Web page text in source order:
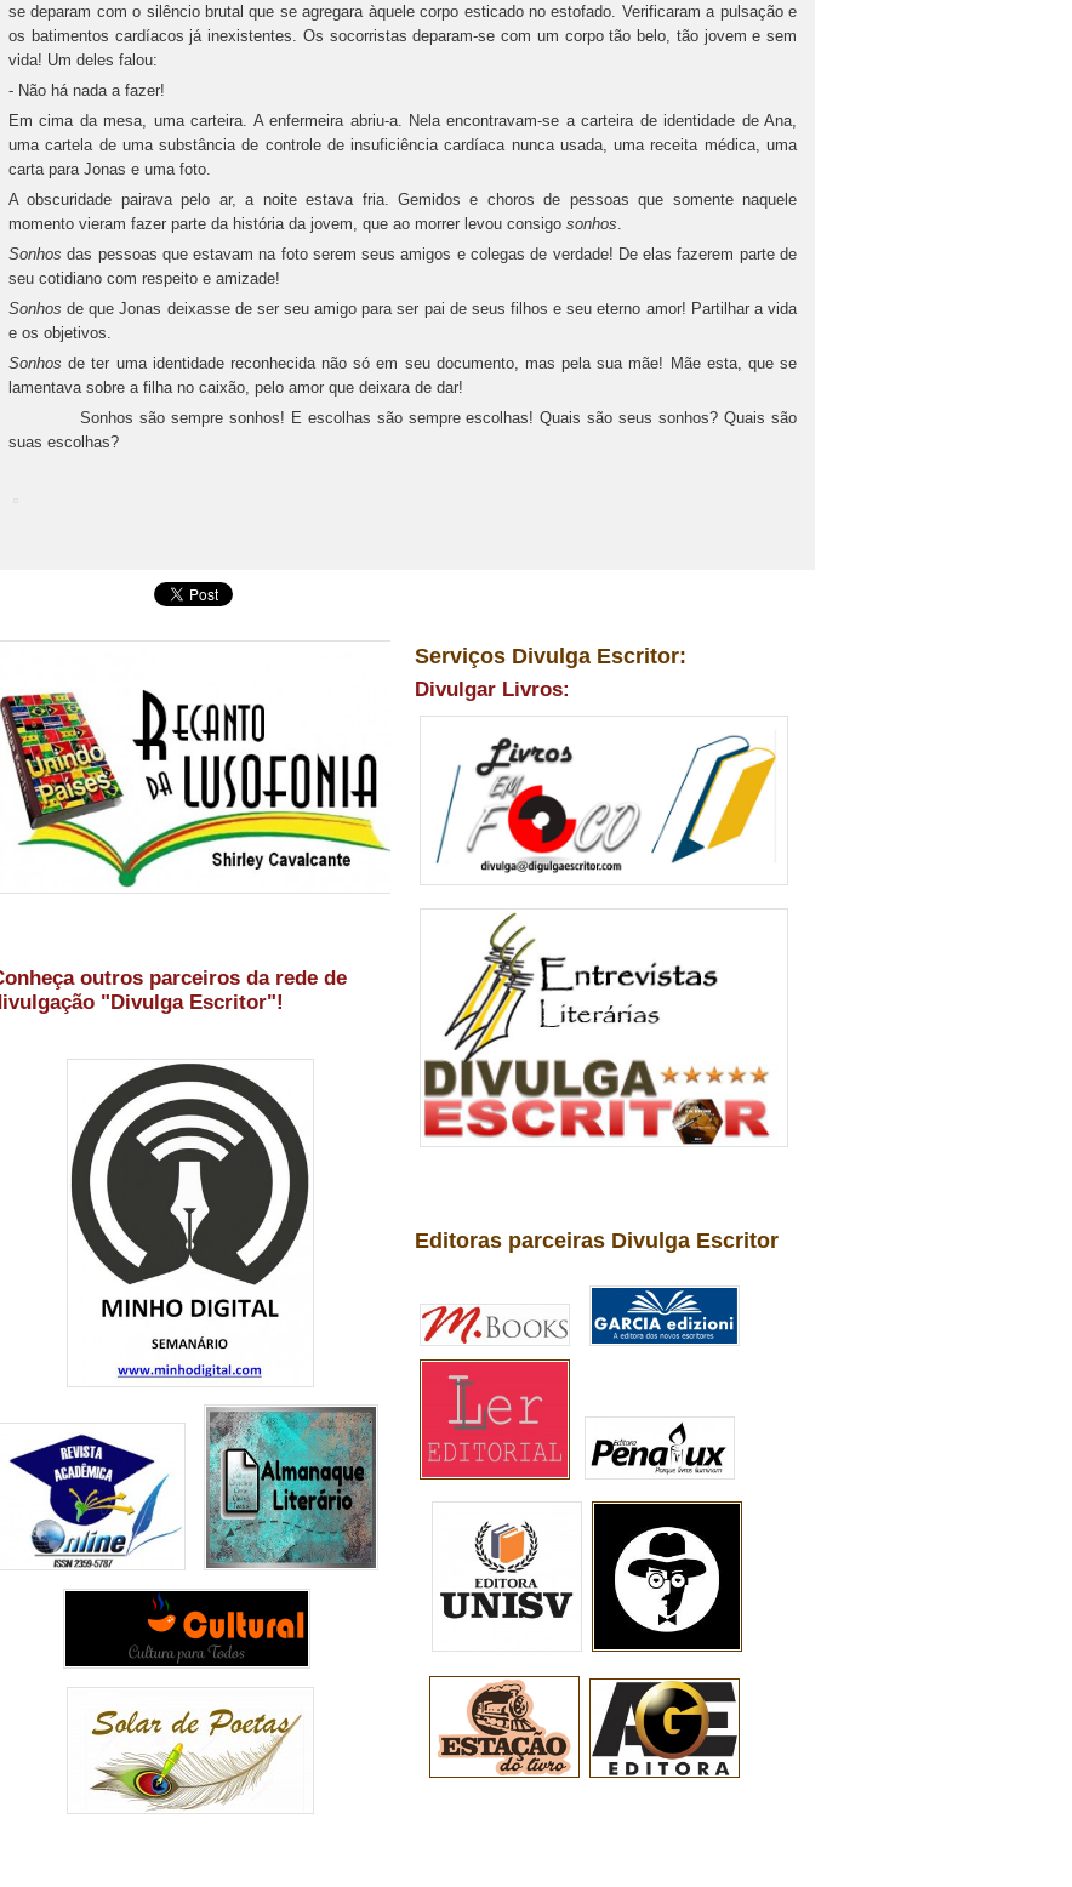
se deparam com o silêncio brutal que se agregara àquele corpo esticado no estofado. Verificaram a pulsação e
os batimentos cardíacos já inexistentes. Os socorristas deparam-se com um corpo tão belo, tão jovem e sem
vida! Um deles falou:
- Não há nada a fazer!
Em cima da mesa, uma carteira. A enfermeira abriu-a. Nela encontravam-se a carteira de identidade de Ana,
uma cartela de uma substância de controle de insuficiência cardíaca nunca usada, uma receita médica, uma
carta para Jonas e uma foto.
A obscuridade pairava pelo ar, a noite estava fria. Gemidos e choros de pessoas que somente naquele
momento vieram fazer parte da história da jovem, que ao morrer levou consigo sonhos.
Sonhos das pessoas que estavam na foto serem seus amigos e colegas de verdade! De elas fazerem parte de
seu cotidiano com respeito e amizade!
Sonhos de que Jonas deixasse de ser seu amigo para ser pai de seus filhos e seu eterno amor! Partilhar a vida
e os objetivos.
Sonhosde ter uma identidade reconhecida não só em seu documento, mas pela sua mãe! Mãe esta, que se
lamentava sobre a filha no caixão, pelo amor que deixara de dar!
Sonhos são sempre sonhos! E escolhas são sempre escolhas! Quais são seus sonhos? Quais são
suas escolhas?
outros parceiros da rede de
"Divulga Escritor"!
Serviços Divulga Escritor:
Divulgar Livros:
Editoras parceiras Divulga Escritor